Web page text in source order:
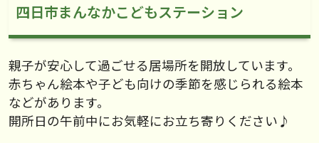
四日市まんなかこどもステーション
親子が安心して過ごせる居場所を開放しています。
赤ちゃん絵本や子ども向けの季節を感じられる絵本
などがあります。
開所日の午前中にお気軽にお立ち寄りください♪